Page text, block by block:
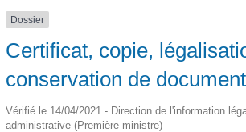
Dossier
Certificat, copie,
conservation de
Vérifié le 14/04/2021 - Direction de l'information
administrative (Première ministre)